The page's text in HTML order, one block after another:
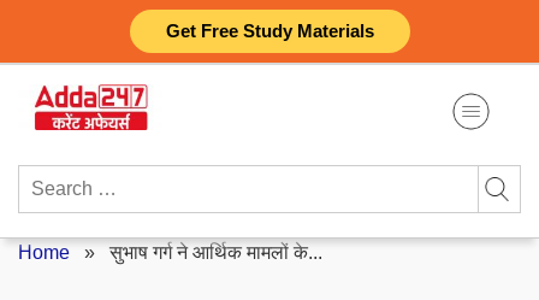
Get Free Study Materials
content
Search
Home »सुभाष गर्ग ने आर्थिक मामलों के...